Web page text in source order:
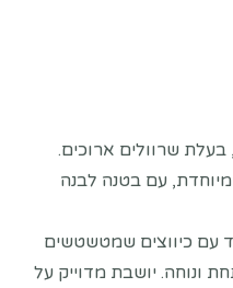
שרוולים ארוכים.
עם בטנה לבנה
עם כיווצים שמטשטשים
ונוחה. יושבת מדוייק על